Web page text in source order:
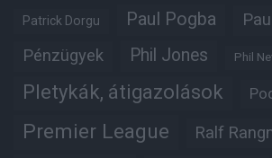
Patrick Dorgu Paul Pogba
Pénzügyek Phil Jones Phil
Pletykák, átigazolások
Premier League Ralf